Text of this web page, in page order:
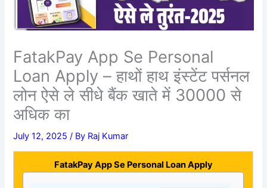
FatakPay App Se Personal
Loan Apply – हाथों हाथ इंस्टेंट पर्सनल
लोन ऐसे ले सीधे बैंक खाते में 30000 से
अधिक का
July 12, 2025/ By Raj Kumar
FatakPay App Se Personal Loan Apply